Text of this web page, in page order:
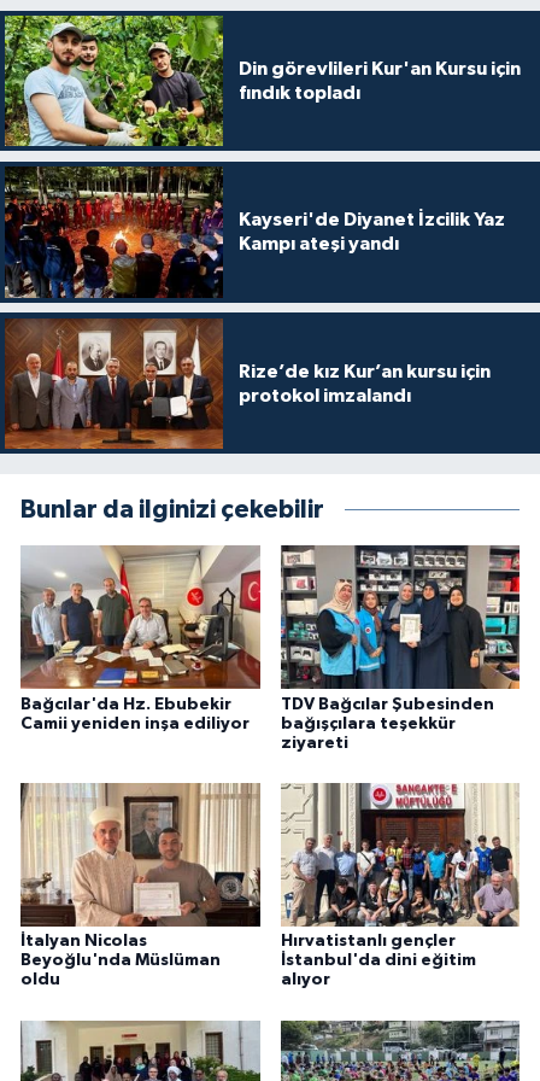
Din görevlileri Kur'an Kursu için
fındık topladı
Kayseri'de Diyanet İzcilik Yaz
Kampı ateşi yandı
Rize’de kız Kur’an kursu için
protokol imzalandı
Bunlar da ilginizi çekebilir
Bağcılar'da Hz. Ebubekir
Camii yeniden inşa ediliyor
TDV Bağcılar Şubesinden
bağışçılara teşekkür
ziyareti
İtalyan Nicolas
Beyoğlu'nda Müslüman
oldu
Hırvatistanlı gençler
İstanbul'da dini eğitim
alıyor
Diyarbakır Müftülüğü
Düzce Müftülüğü
Edirne Müftülüğü
Elazığ Müftülüğü
Erzincan Müftülüğü
Erzurum Müftülüğü
Eskişehir Müftülüğü
Gaziantep Müftülüğü
Giresun Müftülüğü
Gümüşhane Müftülüğü
Hakkari Müftülüğü
Hatay Müftülüğü
Isparta Müftülüğü
İstanbul Müftülüğü
İzmir Müftülüğü
Kahramanmaraş Müftülüğü
Karabük Müftülüğü
İhtida Haberleri
YAŞAM